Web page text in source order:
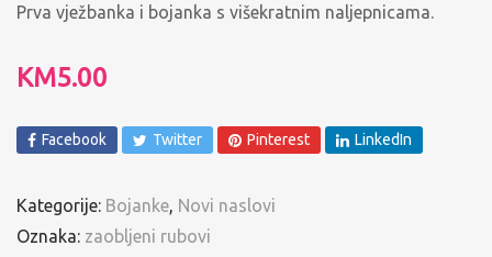
Prva vježbanka i bojanka s višekratnim naljepnicama.
KM5.00
Facebook Twitter Pinterest LinkedIn
Kategorije: Bojanke, Novi naslovi
Oznaka: zaobljeni rubovi